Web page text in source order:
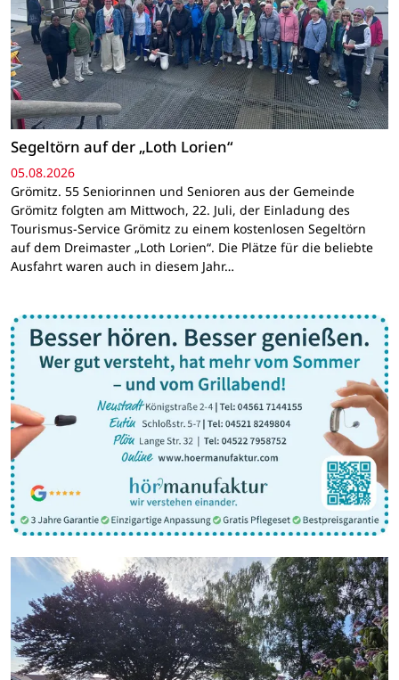
Segeltörn auf der „Loth Lorien“
05.08.2026
Grömitz. 55 Seniorinnen und Senioren aus der Gemeinde
Grömitz folgten am Mittwoch, 22. Juli, der Einladung des
Tourismus-Service Grömitz zu einem kostenlosen Segeltörn
auf dem Dreimaster „Loth Lorien“. Die Plätze für die beliebte
Ausfahrt waren auch in diesem Jahr…